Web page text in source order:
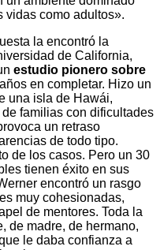
vidas como adultos».
la encontró la
de California,
estudio pionero sobre
en completar. Hizo un
una isla de Hawái,
familias con dificultades
un retraso
de todo tipo.
de los casos. Pero un 30
tienen éxito en sus
encontró un rasgo
muy cohesionadas,
de mentores. Toda la
de madre, de hermano,
le daba confianza a